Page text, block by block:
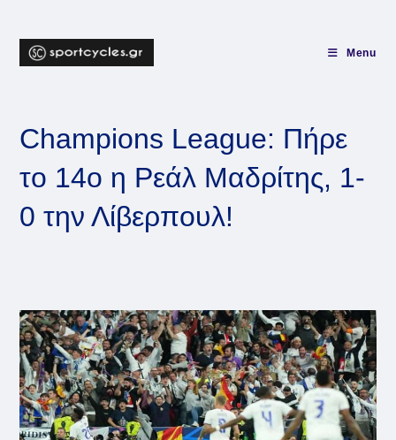
content
Menu
Champions League: Πήρε
το 14ο η Ρεάλ Μαδρίτης, 1-
0 την Λίβερπουλ!